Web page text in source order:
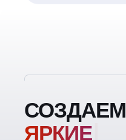
СОЗДАЕМ